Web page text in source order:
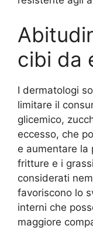
cibi da
I dermatologi
limitare il
glicemico,
eccesso, che
e aumentare la
fritture e i
considerati
favoriscono lo
interni che
maggiore